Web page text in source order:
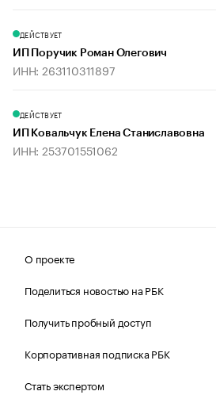
ДЕЙСТВУЕТ
ИП Поручик Роман Олегович
ИНН: 263110311897
ДЕЙСТВУЕТ
ИП Ковальчук Елена Станиславовна
ИНН: 253701551062
О проекте
Поделиться новостью на РБК
Получить пробный доступ
Корпоративная подписка РБК
Стать экспертом